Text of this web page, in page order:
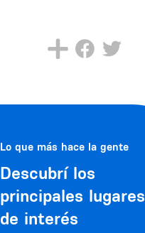
Lo que más hace la gente
Descubrí los
principales lugares
de interés